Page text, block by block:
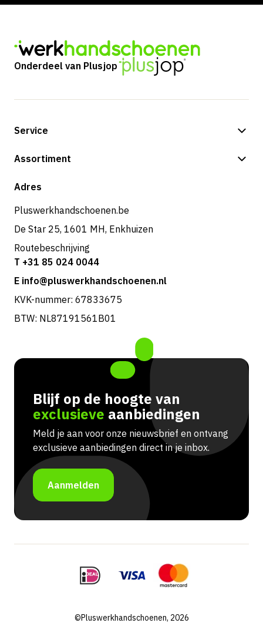
Onderdeel van Plusjop
Service
Betalingsmogelijkheden
Retouren & service
Assortiment
Shop
Adres
Pluswerkhandschoenen.be
De Star 25, 1601 MH, Enkhuizen
Routebeschrijving
T +31 85 024 0044
E info@pluswerkhandschoenen.nl
KVK-nummer: 67833675
BTW: NL87191561B01
Blijf op de hoogte van
exclusieve aanbiedingen
Meld je aan voor onze nieuwsbrief en ontvang
exclusieve aanbiedingen direct in je inbox.
Aanmelden
©Pluswerkhandschoenen, 2026